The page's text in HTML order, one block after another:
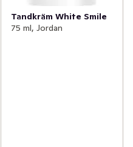
Tandkräm White Smile
75 ml, Jordan